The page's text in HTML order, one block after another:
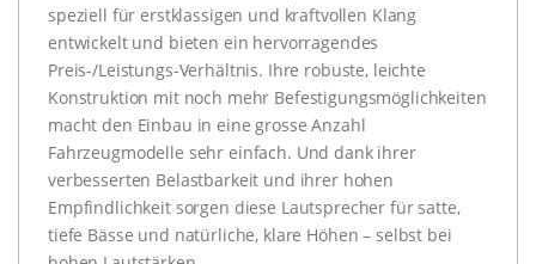
speziell für erstklassigen und kraftvollen Klang
entwickelt und bieten ein hervorragendes
Preis-/Leistungs-Verhältnis. Ihre robuste, leichte
Konstruktion mit noch mehr Befestigungsmöglichkeiten
macht den Einbau in eine grosse Anzahl
Fahrzeugmodelle sehr einfach. Und dank ihrer
verbesserten Belastbarkeit und ihrer hohen
Empfindlichkeit sorgen diese Lautsprecher für satte,
tiefe Bässe und natürliche, klare Höhen – selbst bei